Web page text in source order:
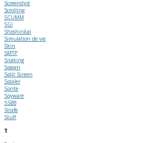
Screenshot
Scrolling
SCUMM
SGI
Shoshinkai
Simulation de vie
Skin
SMTP
Snaking
Spawn
Split Screen
Spoiler
Sprite
Spyware
SSBB
Strafe
Stuff
T